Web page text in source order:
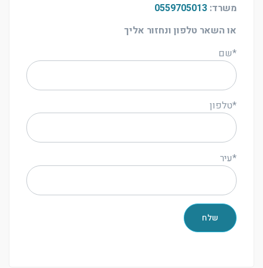
משרד: 0559705013
או השאר טלפון ונחזור אליך
*שם
*טלפון
*עיר